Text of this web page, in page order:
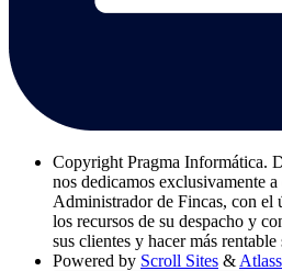
Copyright Pragma Informática.
nos dedicamos exclusivamente
Administrador de Fincas, con
los recursos de su despacho y
sus clientes y hacer más rentable
Powered by Scroll Sites &